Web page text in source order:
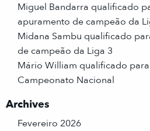
Miguel Bandarra qualificado
apuramento de campeão da
Midana Sambu qualificado
de campeão da Liga 3
Mário William qualificado
Campeonato Nacional
Archives
Fevereiro 2026